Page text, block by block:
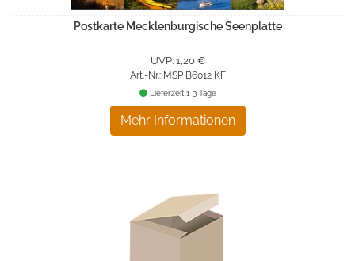
Postkarte Mecklenburgische Seenplatte
UVP: 1,20 €
Art.-Nr.: MSP B6012 KF
Mehr Informationen
Lieferzeit 1-3 Tage